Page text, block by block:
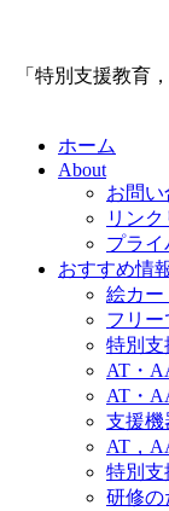
「特別支援教育
ホーム
About
お問
リンク
プライ
おすすめ情
絵カー
フリー
特別支
AT・
AT・
支援機
AT，
特別支
研修の